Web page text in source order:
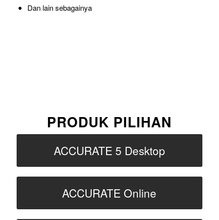
Dan lain sebagainya
PRODUK PILIHAN
ACCURATE 5 Desktop
ACCURATE Online